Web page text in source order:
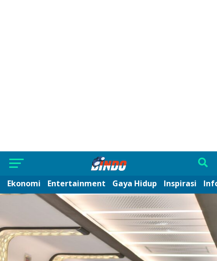
Ekonomi Entertainment Gaya Hidup Inspirasi